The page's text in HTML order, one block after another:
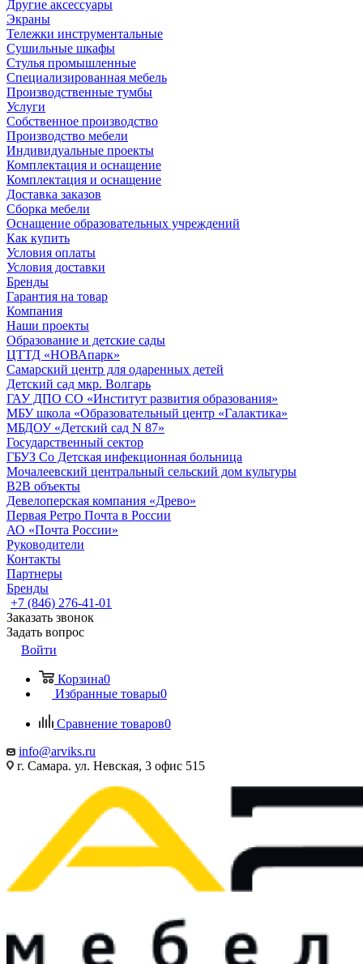
Другие аксессуары
Экраны
Тележки инструментальные
Сушильные шкафы
Стулья промышленные
Специализированная мебель
Производственные тумбы
Услуги
Собственное производство
Производство мебели
Индивидуальные проекты
Комплектация и оснащение
Комплектация и оснащение
Доставка заказов
Сборка мебели
Оснащение образовательных учреждений
Как купить
Условия оплаты
Условия доставки
Бренды
Гарантия на товар
Компания
Наши проекты
Образование и детские сады
ЦТТД «НОВАпарк»
Самарский центр для одаренных детей
Детский сад мкр. Волгарь
ГАУ ДПО СО «Институт развития образования»
МБУ школа «Образовательный центр «Галактика»
МБДОУ «Детский сад N 87»
Государственный сектор
ГБУЗ Со Детская инфекционная больница
Мочалеевский центральный сельский дом культуры
B2B объекты
Девелоперская компания «Древо»
Первая Ретро Почта в России
АО «Почта России»
Руководители
Контакты
Партнеры
Бренды
+7 (846) 276-41-01
Заказать звонок
Задать вопрос
Войти
Корзина0
Избранные товары0
Сравнение товаров0
info@arviks.ru
г. Самара. ул. Невская, 3 офис 515